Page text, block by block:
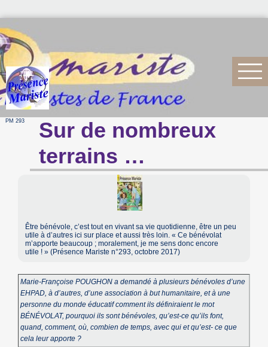
PM 293
Sur de nombreux
terrains …
Être bénévole, c’est tout en vivant sa vie quotidienne, être un peu
utile à d’autres ici sur place et aussi très loin. « Ce bénévolat
m’apporte beaucoup ; moralement, je me sens donc encore
utile ! » (Présence Mariste n°293, octobre 2017)
Marie-Françoise POUGHON a demandé à plusieurs bénévoles d’une
EHPAD, à d’autres, d’une association à but humanitaire, et à une
personne du monde éducatif comment ils définiraient le mot
BÉNÉVOLAT, pourquoi ils sont bénévoles, qu’est-ce qu’ils font,
quand, comment, où, combien de temps, avec qui et qu’est- ce que
cela leur apporte ?